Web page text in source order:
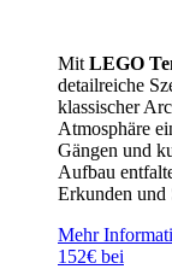
Mit LEGO
detailreiche
klassischer
Atmosphäre
Gängen und
Aufbau
Erkunden und
Mehr
152€ bei